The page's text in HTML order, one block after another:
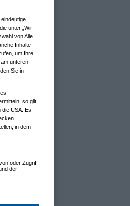
unter „Wir
von Alle
Inhalte
um Ihre
unteren
Sie in
so gilt
die USA. Es
in dem
oder Zugriff
der